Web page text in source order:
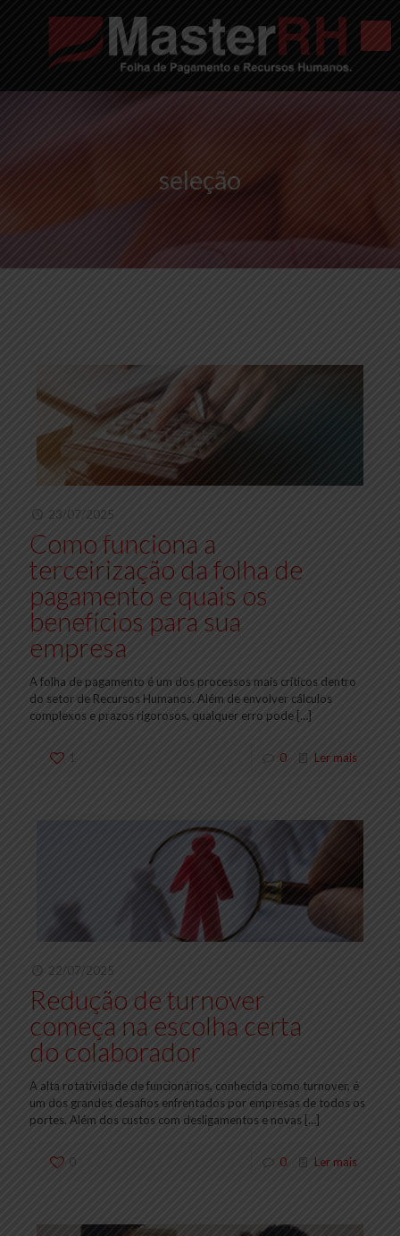
seleção
23/07/2025
Como funciona a
terceirização da folha de
pagamento e quais os
benefícios para sua
empresa
A folha de pagamento é um dos processos mais críticos dentro
do setor de Recursos Humanos. Além de envolver cálculos
complexos e prazos rigorosos, qualquer erro pode […]
1 0 Ler mais
22/07/2025
Redução de turnover
começa na escolha certa
do colaborador
A alta rotatividade de funcionários, conhecida como turnover, é
um dos grandes desafios enfrentados por empresas de todos os
portes. Além dos custos com desligamentos e novas […]
0 0 Ler mais